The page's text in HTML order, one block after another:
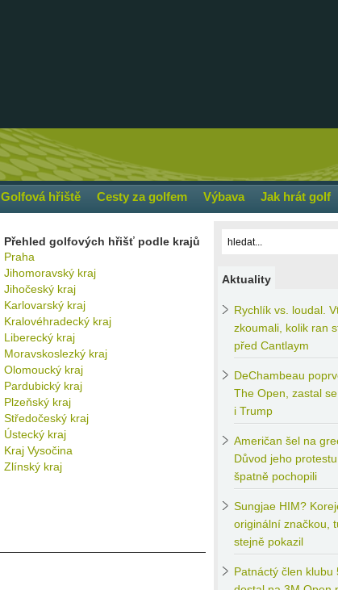
Golfová hřiště Cesty za golfem Výbava Jak hrát golf
Přehled golfových hřišť podle krajů
Praha
Jihomoravský kraj
Jihočeský kraj
Karlovarský kraj
Kralovéhradecký kraj
Liberecký kraj
Moravskoslezký kraj
Olomoucký kraj
Pardubický kraj
Plzeňský kraj
Středočeský kraj
Ústecký kraj
Kraj Vysočina
Zlínský kraj
Aktuality
Rychlík vs. loudal.
zkoumali, kolik ran
před Cantlaym
DeChambeau
The Open, zastal
i Trump
Američan šel na
Důvod jeho
špatně pochopili
Sungjae HIM?
originální značkou,
stejně pokazil
Patnáctý člen klubu